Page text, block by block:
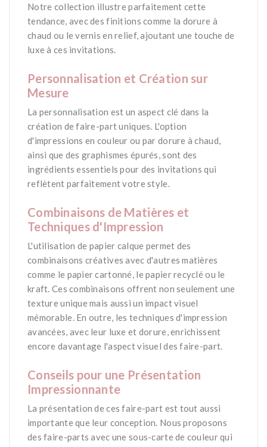
Notre collection illustre parfaitement cette
tendance, avec des finitions comme la dorure à
chaud ou le vernis en relief, ajoutant une touche de
luxe à ces invitations.
Personnalisation et Création sur
Mesure
La personnalisation est un aspect clé dans la
création de faire-part uniques. L'option
d'impressions en couleur ou par dorure à chaud,
ainsi que des graphismes épurés, sont des
ingrédients essentiels pour des invitations qui
reflètent parfaitement votre style.
Combinaisons de Matières et
Techniques d'Impression
L'utilisation de papier calque permet des
combinaisons créatives avec d'autres matières
comme le papier cartonné, le papier recyclé ou le
kraft. Ces combinaisons offrent non seulement une
texture unique mais aussi un impact visuel
mémorable. En outre, les techniques d'impression
avancées, avec leur luxe et dorure, enrichissent
encore davantage l'aspect visuel des faire-part.
Conseils pour une Présentation
Impressionnante
La présentation de ces faire-part est tout aussi
importante que leur conception. Nous proposons
des faire-parts avec une sous-carte de couleur qui